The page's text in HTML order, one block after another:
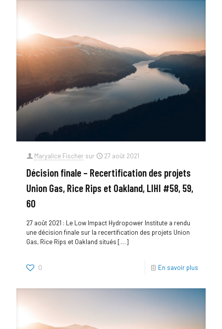
Maryalice Fischer sur 27 août 2021
Décision finale – Recertification des projets
Union Gas, Rice Rips et Oakland, LIHI #58, 59,
60
27 août 2021 : Le Low Impact Hydropower Institute a rendu
une décision finale sur la recertification des projets Union
Gas, Rice Rips et Oakland situés […]
0 En savoir plus